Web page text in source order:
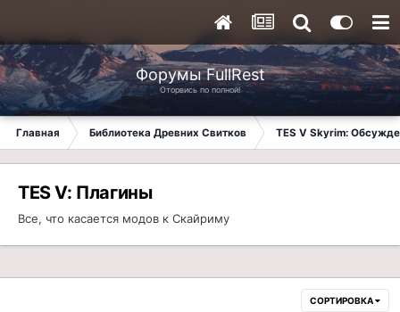
Форумы FullRest
Оторвись по полной!
Главная Библиотека Древних Свитков TES V Skyrim:
TES V: Плагины
Все, что касается модов к Скайриму
СОРТИРОВКА